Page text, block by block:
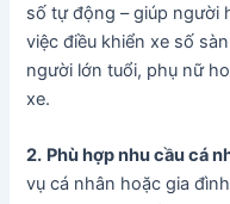
số tự động – giúp người
việc điều khiển xe số
người lớn tuổi, phụ nữ
xe.
2. Phù hợp nhu cầu cá
vụ cá nhân hoặc gia